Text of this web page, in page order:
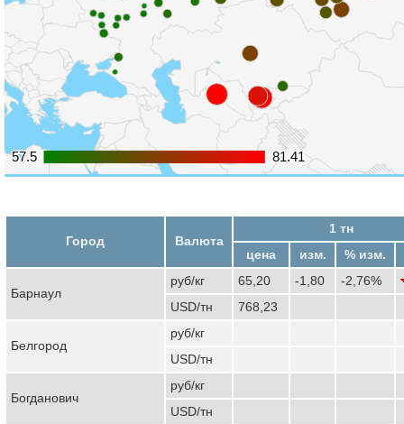
57.5
57.5 81.41
81.41
Город Валюта
1 тн
цена
изм. % изм.
Барнаул
руб/кг 65,20 -1,80
-2,76%
USD/тн
768,23
Белгород
руб/кг
USD/тн
Богданович
руб/кг
USD/тн